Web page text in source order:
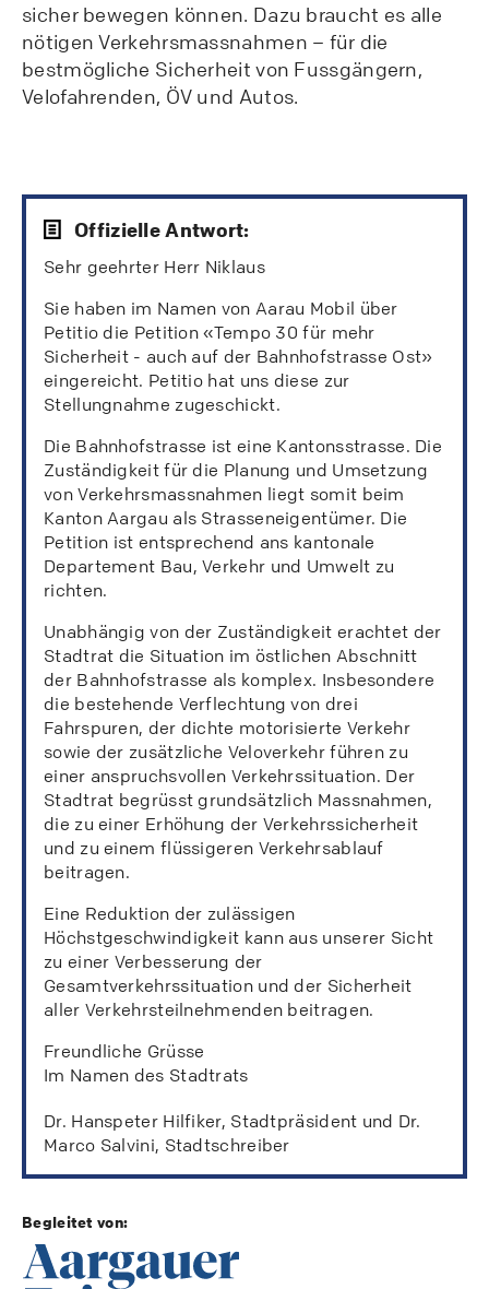
sicher bewegen können. Dazu braucht es alle
nötigen Verkehrsmassnahmen – für die
bestmögliche Sicherheit von Fussgängern,
Velofahrenden, ÖV und Autos.
Offizielle Antwort:
Sehr geehrter Herr Niklaus
Sie haben im Namen von Aarau Mobil über
Petitio die Petition «Tempo 30 für mehr
Sicherheit - auch auf der Bahnhofstrasse Ost»
eingereicht. Petitio hat uns diese zur
Stellungnahme zugeschickt.
Die Bahnhofstrasse ist eine Kantonsstrasse. Die
Zuständigkeit für die Planung und Umsetzung
von Verkehrsmassnahmen liegt somit beim
Kanton Aargau als Strasseneigentümer. Die
Petition ist entsprechend ans kantonale
Departement Bau, Verkehr und Umwelt zu
richten.
Unabhängig von der Zuständigkeit erachtet der
Stadtrat die Situation im östlichen Abschnitt
der Bahnhofstrasse als komplex. Insbesondere
die bestehende Verflechtung von drei
Fahrspuren, der dichte motorisierte Verkehr
sowie der zusätzliche Veloverkehr führen zu
einer anspruchsvollen Verkehrssituation. Der
Stadtrat begrüsst grundsätzlich Massnahmen,
die zu einer Erhöhung der Verkehrssicherheit
und zu einem flüssigeren Verkehrsablauf
beitragen.
Eine Reduktion der zulässigen
Höchstgeschwindigkeit kann aus unserer Sicht
zu einer Verbesserung der
Gesamtverkehrssituation und der Sicherheit
aller Verkehrsteilnehmenden beitragen.
Freundliche Grüsse
Im Namen des Stadtrats
Dr. Hanspeter Hilfiker, Stadtpräsident und Dr.
Marco Salvini, Stadtschreiber
Begleitet von: